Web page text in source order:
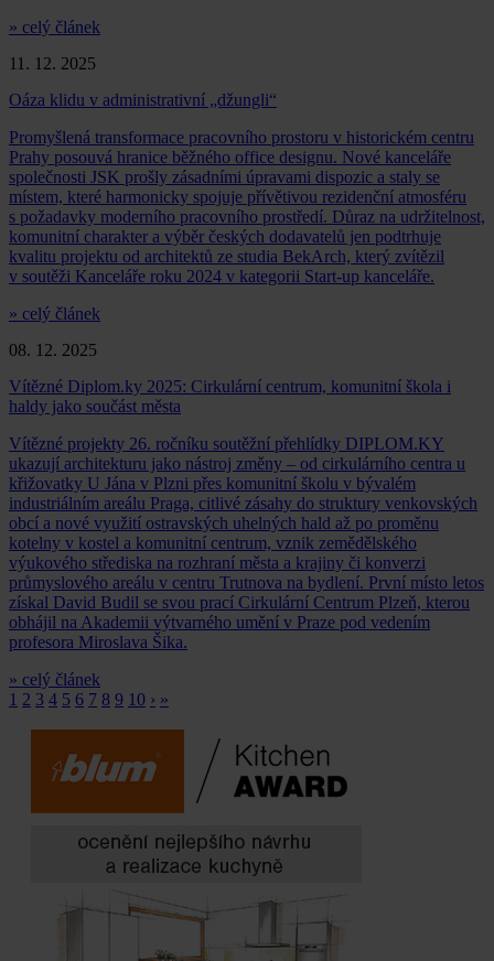
» celý článek
11. 12. 2025
Oáza klidu v administrativní „džungli“
Promyšlená transformace pracovního prostoru v historickém centru
Prahy posouvá hranice běžného office designu. Nové kanceláře
společnosti JSK prošly zásadními úpravami dispozic a staly se
místem, které harmonicky spojuje přívětivou rezidenční atmosféru
s požadavky moderního pracovního prostředí. Důraz na udržitelnost,
komunitní charakter a výběr českých dodavatelů jen podtrhuje
kvalitu projektu od architektů ze studia BekArch, který zvítězil
v soutěži Kanceláře roku 2024 v kategorii Start-up kanceláře.
» celý článek
08. 12. 2025
Vítězné Diplom.ky 2025: Cirkulární centrum, komunitní škola i
haldy jako součást města
Vítězné projekty 26. ročníku soutěžní přehlídky DIPLOM.KY
ukazují architekturu jako nástroj změny – od cirkulárního centra u
křižovatky U Jána v Plzni přes komunitní školu v bývalém
industriálním areálu Praga, citlivé zásahy do struktury venkovských
obcí a nové využití ostravských uhelných hald až po proměnu
kotelny v kostel a komunitní centrum, vznik zemědělského
výukového střediska na rozhraní města a krajiny či konverzi
průmyslového areálu v centru Trutnova na bydlení. První místo letos
získal David Budil se svou prací Cirkulární Centrum Plzeň, kterou
obhájil na Akademii výtvarného umění v Praze pod vedením
profesora Miroslava Šika.
» celý článek
1 2 3 4 5 6 7 8 9 10 › »